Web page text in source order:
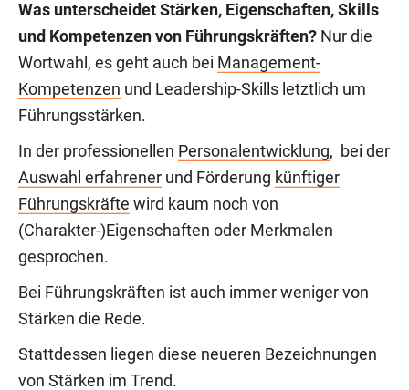
Was unterscheidet Stärken, Eigenschaften, Skills
und Kompetenzen von Führungskräften? Nur die
Wortwahl, es geht auch bei Management-
Kompetenzen und Leadership-Skills letztlich um
Führungsstärken.
In der professionellen Personalentwicklung, bei der
Auswahl erfahrener und Förderung künftiger
Führungskräfte wird kaum noch von
(Charakter-)Eigenschaften oder Merkmalen
gesprochen.
Bei Führungskräften ist auch immer weniger von
Stärken die Rede.
Stattdessen liegen diese neueren Bezeichnungen
von Stärken im Trend.